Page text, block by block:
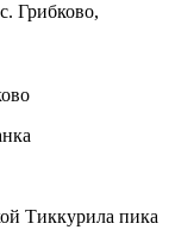
Грибково,
Тиккурила пика